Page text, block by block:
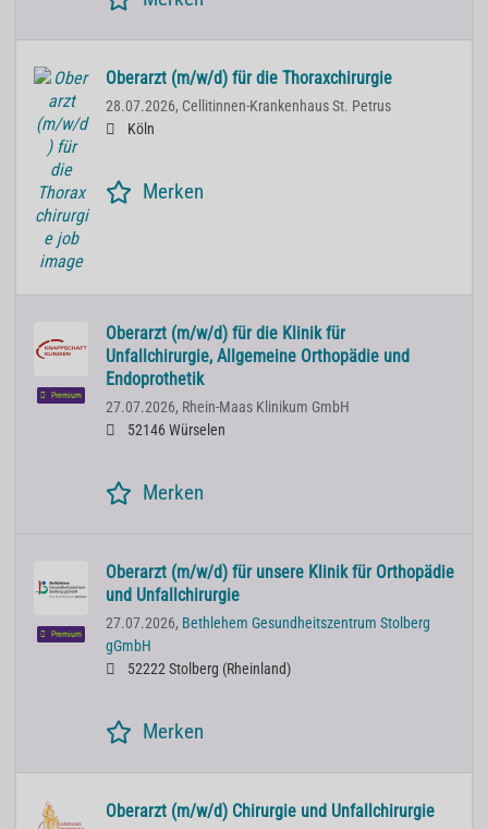
Oberarzt (m/w/d) für die Thoraxchirurgie
28.07.2026, Cellitinnen-Krankenhaus St. Petrus
Köln
Merken
Premium
Oberarzt (m/w/d) für die Klinik für
Unfallchirurgie, Allgemeine Orthopädie und
Endoprothetik
27.07.2026, Rhein-Maas Klinikum GmbH
52146 Würselen
Merken
Premium
Oberarzt (m/w/d) für unsere Klinik für Orthopädie
und Unfallchirurgie
27.07.2026, Bethlehem Gesundheitszentrum Stolberg
gGmbH
52222 Stolberg (Rheinland)
Merken
Oberarzt (m/w/d) Chirurgie und Unfallchirurgie